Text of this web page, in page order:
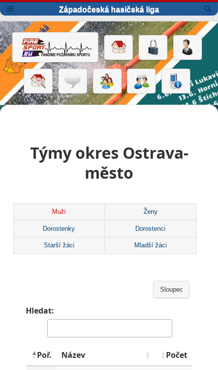
Západočeská hasičská liga
Týmy okres Ostrava-
město
Muži Ženy
Dorostenky Dorostenci
Starší žáci Mladší žáci
Sloupec
Hledat:
Poř. Název
Počet